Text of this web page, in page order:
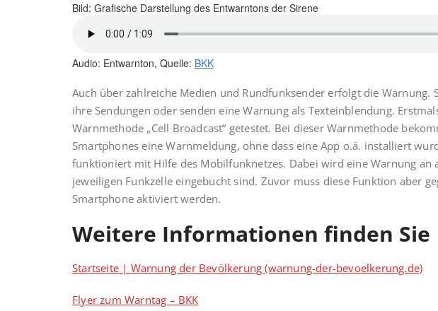
Bild: Grafische Darstellung des Entwarntons der Sirene
Audio: Entwarnton, Quelle: BKK
Auch über zahlreiche Medien und Rund­funksender erfolgt die Warnung.
ihre Sendungen oder senden eine Warnung als Texteinblendung.
Warnmethode „Cell Broadcast“ getestet. Bei dieser Warnmethode
Smartphones eine Warnmeldung, ohne dass eine App o.ä. installiert
funktioniert mit Hilfe des Mobil­funknetzes. Dabei wird eine Warnung an
jeweiligen Funkzelle eingebucht sind. Zuvor muss diese Funktion aber
Smartphone aktiviert werden.
Weitere Informationen finden Sie
Startseite | Warnung der Bevölkerung (warnung-der-bevoelkerung.de)
Flyer zum Warntag – BKK